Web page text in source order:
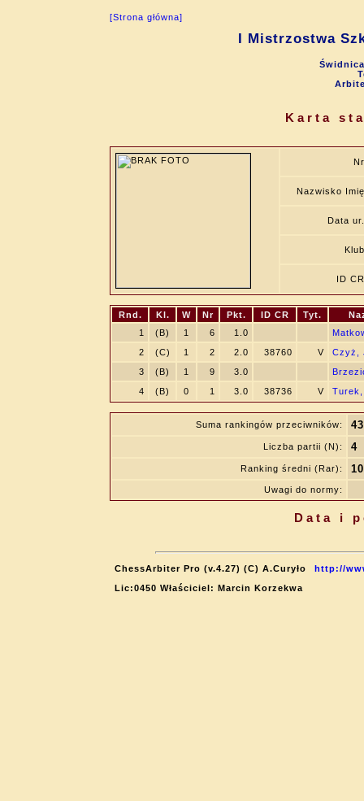
[Strona główna]
I Mistrzostwa
Karta
Nr
Nazwisko Imię
Data ur.
Klub
ID CR
Rnd. Kl. W Nr Pkt. ID CR Tyt.
1
(B) 1 6 1.0
2
(C) 1 2 2.0 38760 V
Czyż,
3
(B) 1 9 3.0
4
(B) 0 1 3.0 38736 V Turek,
Suma rankingów przeciwników:
Liczba partii (N): 4
Ranking średni (Rar):
Uwagi do normy:
Data i
ChessArbiter Pro (v.4.27) (C) A.Curyło
http://
Lic:0450 Właściciel: Marcin Korzekwa